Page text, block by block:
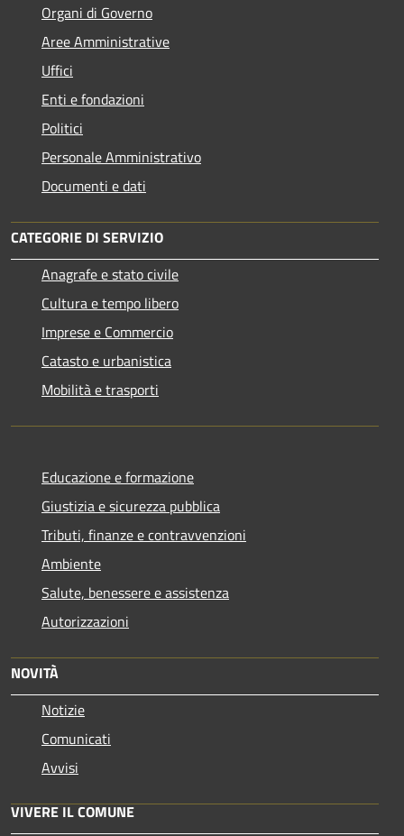
Organi di Governo
Aree Amministrative
Uffici
Enti e fondazioni
Politici
Personale Amministrativo
Documenti e dati
CATEGORIE DI SERVIZIO
Anagrafe e stato civile
Cultura e tempo libero
Imprese e Commercio
Catasto e urbanistica
Mobilità e trasporti
Educazione e formazione
Giustizia e sicurezza pubblica
Tributi, finanze e contravvenzioni
Ambiente
Salute, benessere e assistenza
Autorizzazioni
NOVITÀ
Notizie
Comunicati
Avvisi
VIVERE IL COMUNE